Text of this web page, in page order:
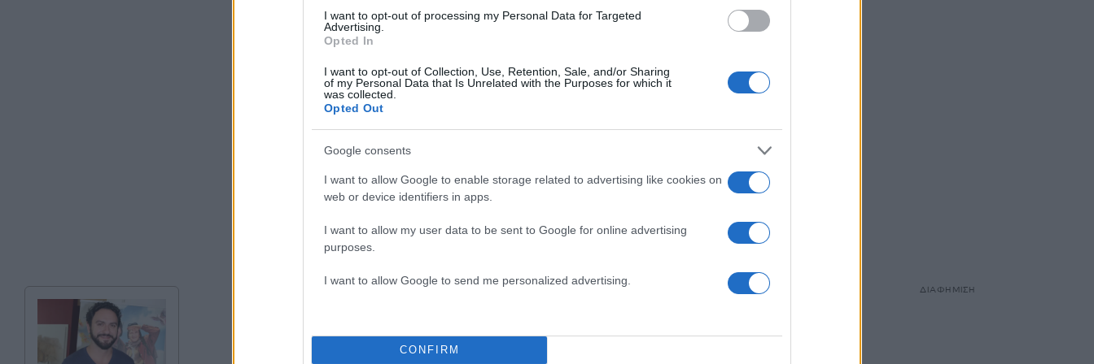
I want to opt-out of processing my Personal Data for Targeted
Advertising.
Opted In
I want to opt-out of Collection, Use, Retention, Sale, and/or Sharing
of my Personal Data that Is Unrelated with the Purposes for which it
was collected.
Opted Out
Google consents
I want to allow Google to enable storage related to advertising like cookies on
web or device identifiers in apps.
I want to allow my user data to be sent to Google for online advertising
purposes.
I want to allow Google to send me personalized advertising.
CONFIRM
ΔΙΑΦΗΜΙΣΗ
ΔΙΑΦΗΜΙΣΗ